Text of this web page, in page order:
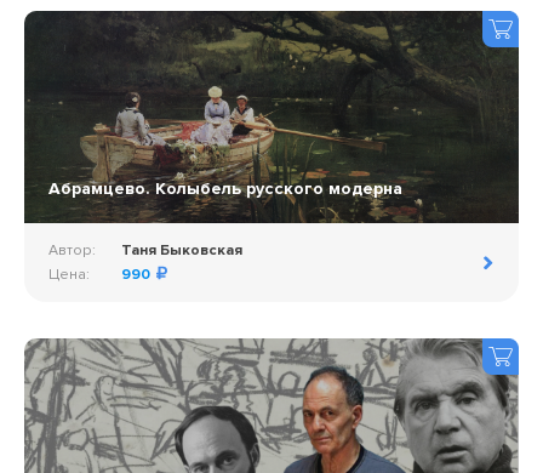
Абрамцево. Колыбель русского модерна
Автор:
Таня Быковская
Цена:
990